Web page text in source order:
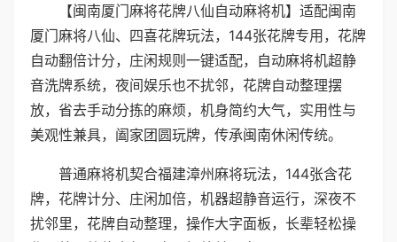
【闽南厦门麻将花牌八仙自动麻将机】适配闽南
厦门麻将八仙、四喜花牌玩法，144张花牌专用，花牌
自动翻倍计分，庄闲规则一键适配，自动麻将机超静
音洗牌系统，夜间娱乐也不扰邻，花牌自动整理摆
放，省去手动分拣的麻烦，机身简约大气，实用性与
美观性兼具，阖家团圆玩牌，传承闽南休闲传统。
普通麻将机契合福建漳州麻将玩法，144张含花
牌，花牌计分、庄闲加倍，机器超静音运行，深夜不
扰邻里，花牌自动整理，操作大字面板，长辈轻松操